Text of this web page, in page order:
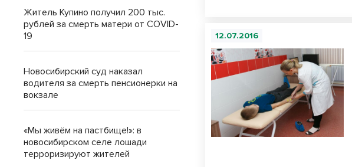
12.07.2016
Житель Купино получил 200 тыс.
рублей за смерть матери от COVID-
19
Новосибирский суд наказал
водителя за смерть пенсионерки на
вокзале
«Мы живём на пастбище!»: в
новосибирском селе лошади
терроризируют жителей